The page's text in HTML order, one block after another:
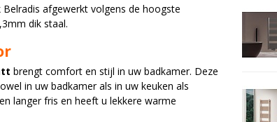
Belradis afgewerkt volgens de hoogste
dik staal.
brengt comfort en stijl in uw badkamer. Deze
in uw badkamer als in uw keuken als
langer fris en heeft u lekkere warme